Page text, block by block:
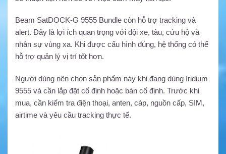
Beam SatDOCK-G 9555 Bundle còn hỗ trợ tracking và
alert. Đây là lợi ích quan trọng với đội xe, tàu, cứu hộ và
nhân sự vùng xa. Khi được cấu hình đúng, hệ thống có thể
hỗ trợ quản lý vị trí tốt hơn.
Người dùng nên chọn sản phẩm này khi đang dùng Iridium
9555 và cần lắp đặt cố định hoặc bán cố định. Trước khi
mua, cần kiểm tra điện thoại, anten, cáp, nguồn cấp, SIM,
airtime và yêu cầu tracking thực tế.